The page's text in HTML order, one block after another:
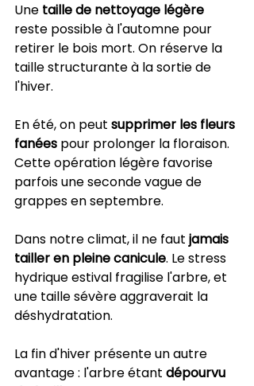
Une taille de nettoyage légère
reste possible à l'automne pour
retirer le bois mort. On réserve la
taille structurante à la sortie de
l'hiver.
En été, on peut supprimer les fleurs
fanées pour prolonger la floraison.
Cette opération légère favorise
parfois une seconde vague de
grappes en septembre.
Dans notre climat, il ne faut jamais
tailler en pleine canicule. Le stress
hydrique estival fragilise l'arbre, et
une taille sévère aggraverait la
déshydratation.
La fin d'hiver présente un autre
avantage : l'arbre étant dépourvu